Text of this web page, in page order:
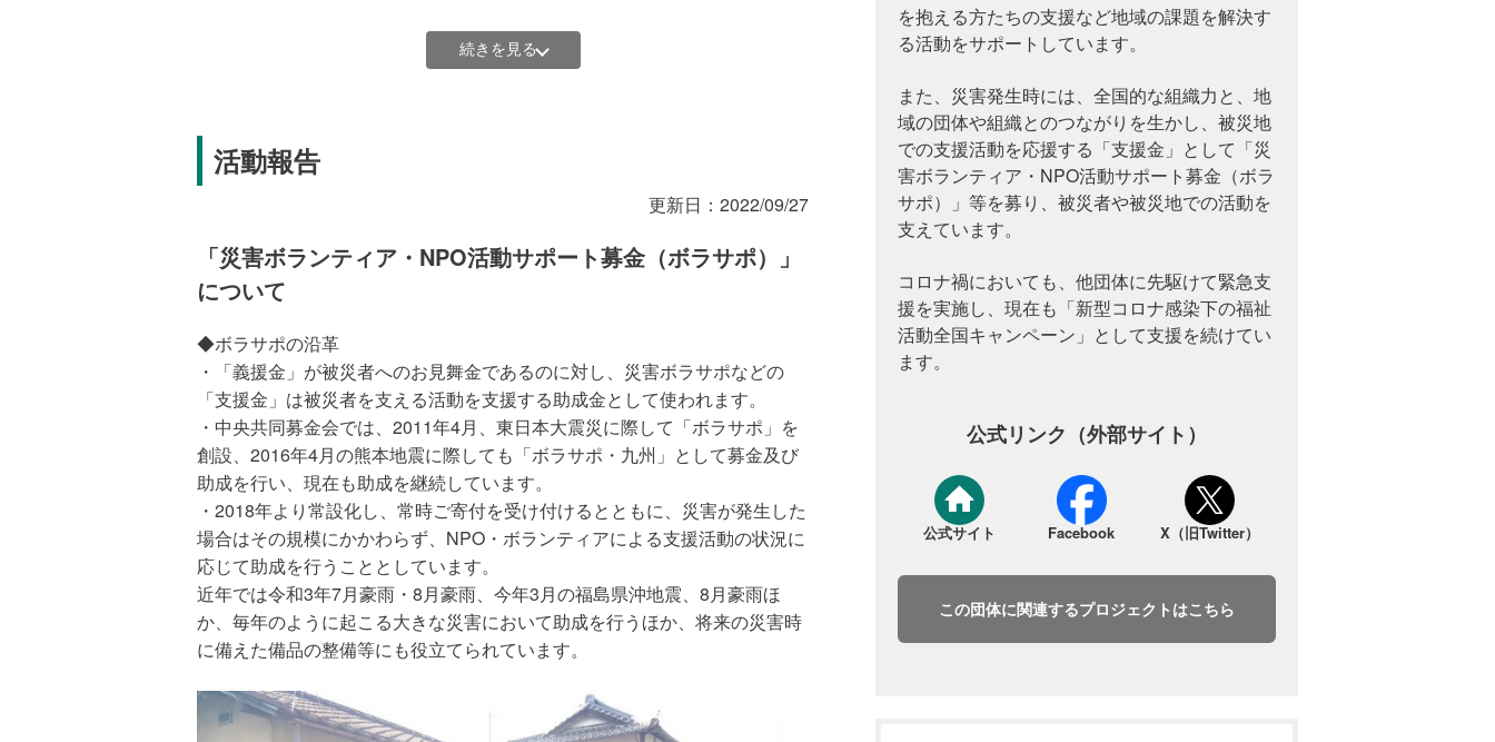
「支える人を支えるしくみ～ボラサポ10年の軌跡～」ボラサポの概要や活動事例を4分
半の動画で紹介しています
寄付金の使いみち
・「ボラサポ・令和4年台風15号」へのご寄付として、被災者・被災地を支
えるボランティアグループ・NPO団体を、資金面で支援（助成）します。
発災直後の活動にもさかのぼって助成することで、皆さまのご寄付が、発災
直後から被災者支援に役立てられます。
出等の緊急救援活動、炊出し等被災者の生活再建活動を中心に支援します。
・その後も、避難所から仮設住宅等への生活支援活動、コミュニティー再生
続きを見る
活動報告
更新日： 2022/09/27
「災害ボランティア・NPO活動サポート募金（ボラサポ）」
について
◆ボラサポの沿革
・「義援金」が被災者へのお見舞金であるのに対し、災害ボラサポなどの
「支援金」は被災者を支える活動を支援する助成金として使われます。
・中央共同募金会では、2011年4月、東日本大震災に際して「ボラサポ」を
創設、2016年4月の熊本地震に際しても「ボラサポ・九州」として募金及び
助成を行い、現在も助成を継続しています。
・2018年より常設化し、常時ご寄付を受け付けるとともに、災害が発生した
場合はその規模にかかわらず、NPO・ボランティアによる支援活動の状況に
応じて助成を行うこととしています。
近年では令和3年7月豪雨・8月豪雨、今年3月の福島県沖地震、8月豪雨ほ
か、毎年のように起こる大きな災害において助成を行うほか、将来の災害時
に備えた備品の整備等にも役立てられています。
を抱える方たちの支援など地域の課題を解決す
る活動をサポートしています。
また、災害発生時には、全国的な組織力と、地
域の団体や組織とのつながりを生かし、被災地
での支援活動を応援する「支援金」として「災
害ボランティア・NPO活動サポート募金（ボラ
サポ）」等を募り、被災者や被災地での活動を
支えています。
コロナ禍においても、他団体に先駆けて緊急支
援を実施し、現在も「新型コロナ感染下の福祉
活動全国キャンペーン」として支援を続けてい
ます。
公式リンク（外部サイト）
公式サイト Facebook X（旧Twitter）
この団体に関連するプロジェクトはこちら